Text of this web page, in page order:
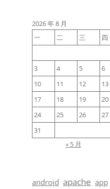
2026 年 8 月
一
二 三 四
3
4 5 6
10
11 12 13
17
18 19 20
24
25 26 27
31
« 5 月
android apache app